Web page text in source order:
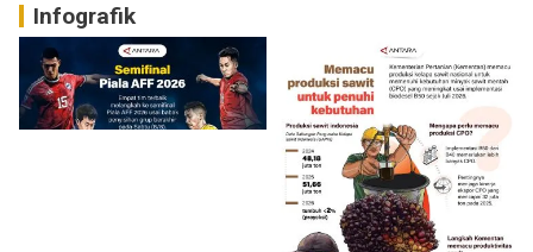
Infografik